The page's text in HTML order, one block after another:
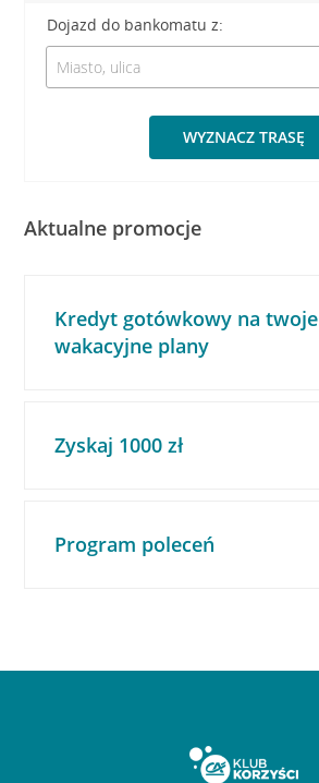
Dojazd do bankomatu z:
WYZNACZ TRASĘ
Aktualne promocje
Kredyt gotówkowy na twoje
wakacyjne plany
Zyskaj 1000 zł
Program poleceń